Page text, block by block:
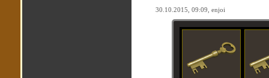
30.10.2015, 09:09, enjoi